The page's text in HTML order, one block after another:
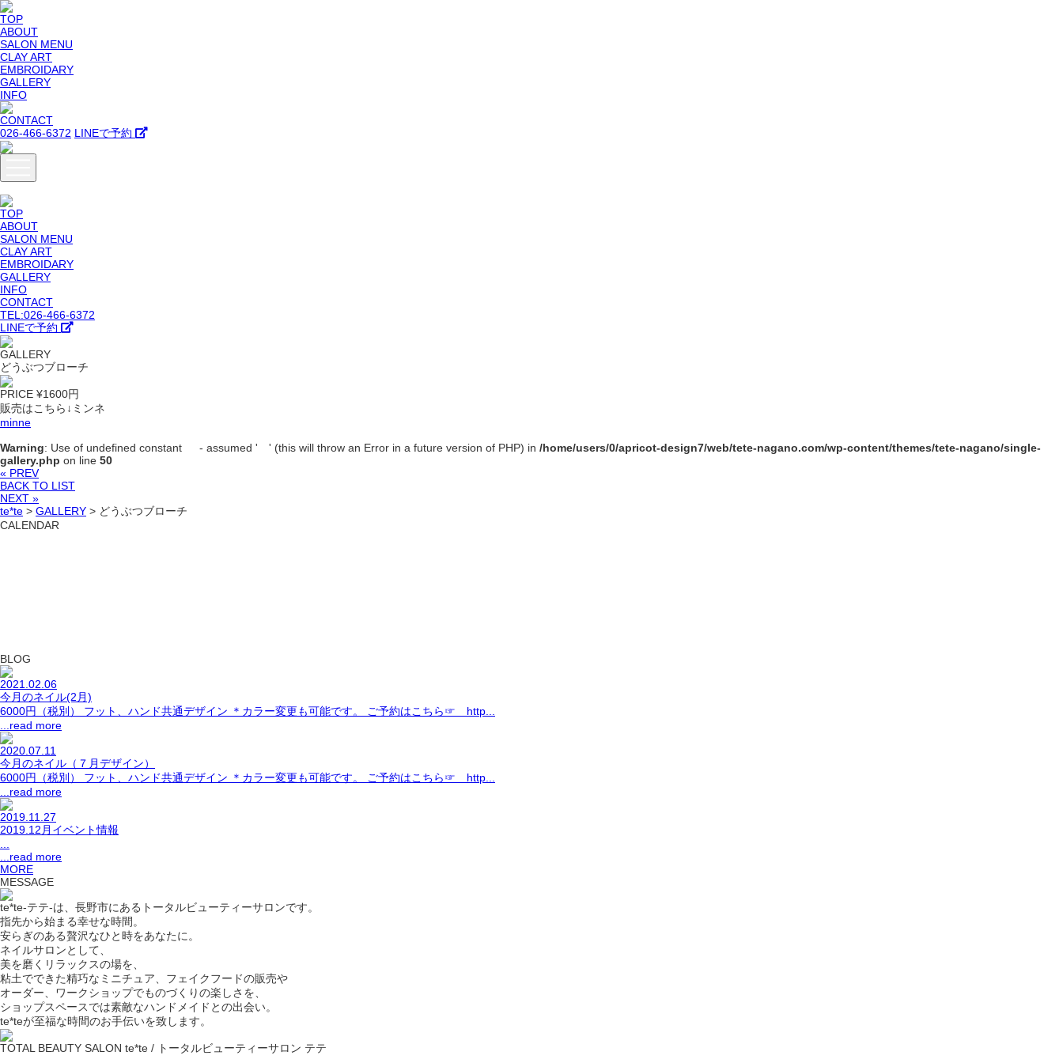
TOP
ABOUT
SALON MENU
CLAY ART
EMBROIDARY
GALLERY
INFO
CONTACT
026-466-6372 LINEで予約
TOP
ABOUT
SALON MENU
CLAY ART
EMBROIDARY
GALLERY
INFO
CONTACT
TEL:026-466-6372
LINEで予約
GALLERY
どうぶつブローチ
PRICE ¥1600円
販売はこちら↓ミンネ
minne
Warning: Use of undefined constant - assumed ' ' (this will throw an Error in a future version of PHP) in /home/users/0/apricot-design7/web/tete-nagano.com/wp-content/themes/tete-nagano/single-
gallery.php on line 50
« PREV
BACK TO LIST
NEXT »
te*te > GALLERY > どうぶつブローチ
CALENDAR
BLOG
2021.02.06
今月のネイル(2月)
6000円（税別） フット、ハンド共通デザイン ＊カラー変更も可能です。 ご予約はこちら☞ http...
...read more
2020.07.11
今月のネイル（７月デザイン）
6000円（税別） フット、ハンド共通デザイン ＊カラー変更も可能です。 ご予約はこちら☞ http...
...read more
2019.11.27
2019.12月イベント情報
...read more
MORE
MESSAGE
te*te-テテ-は、長野市にあるトータルビューティーサロンです。
指先から始まる幸せな時間。
安らぎのある贅沢なひと時をあなたに。
ネイルサロンとして、
美を磨くリラックスの場を、
粘土でできた精巧なミニチュア、フェイクフードの販売や
オーダー、ワークショップでものづくりの楽しさを、
ショップスペースでは素敵なハンドメイドとの出会い。
te*teが至福な時間のお手伝いを致します。
TOTAL BEAUTY SALON te*te / トータルビューティーサロン テテ